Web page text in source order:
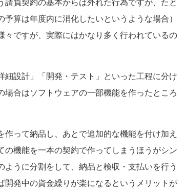
算は年度内に消化したいというような場合）
ですが、実際にはかなり多く行われているの
設計」「開発・テスト」といった工程に分け
合はソフトウェアの一部機能を作ったところ
って納品し、あとで追加的な機能を付け加え
機能を一本の契約で作ってしまうほうがシン
うに分割をして、納品と検収・支払いを行う
発中の資金繰りが楽になるというメリットが